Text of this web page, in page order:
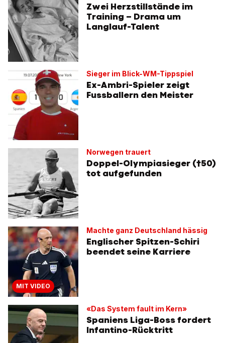
Zwei Herzstillstände im
Training – Drama um
Langlauf-Talent
Sieger im Blick-WM-Tippspiel
Ex-Ambri-Spieler zeigt
Fussballern den Meister
Norwegen trauert
Doppel-Olympiasieger (†50)
tot aufgefunden
MIT VIDEO
Machte ganz Deutschland hässig
Englischer Spitzen-Schiri
beendet seine Karriere
«Das System fault im Kern»
Spaniens Liga-Boss fordert
Infantino-Rücktritt